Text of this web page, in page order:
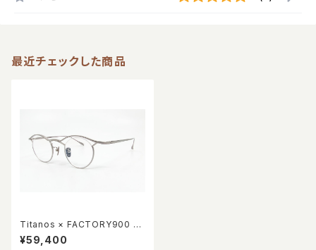
最近チェックした商品
Titanos × FACTORY900 M
F-001 col.002
¥59,400